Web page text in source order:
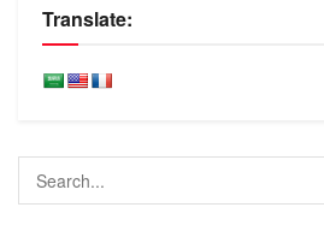
Translate: